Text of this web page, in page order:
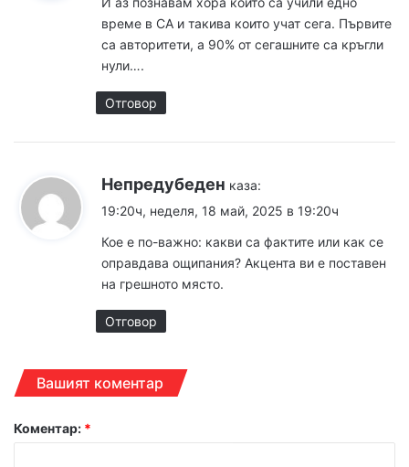
време в СА и такива които учат сега. Първите
са авторитети, а 90% от сегашните са кръгли
нули….
Отговор
Непредубеден каза:
19:20ч, неделя, 18 май, 2025 в 19:20ч
Кое е по-важно: какви са фактите или как се
оправдава ощипания? Акцента ви е поставен
на грешното място.
Отговор
Вашият коментар
Коментар: *